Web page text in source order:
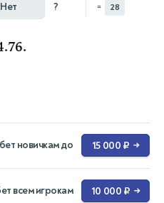
Нет ? = 28
новичкам до 15 000 ₽ →
всем игрокам 10 000 ₽ →